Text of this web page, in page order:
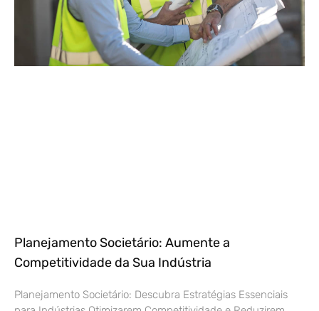
Planejamento Societário: Aumente a
Competitividade da Sua Indústria
Planejamento Societário: Descubra Estratégias Essenciais